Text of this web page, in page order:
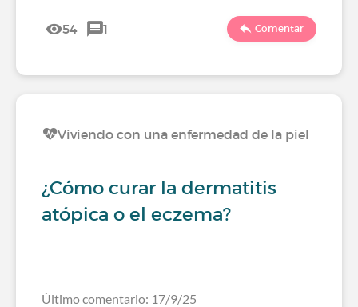
54 1 Comentar
Viviendo con una enfermedad de la piel
¿Cómo curar la dermatitis
atópica o el eczema?
Último comentario: 17/9/25